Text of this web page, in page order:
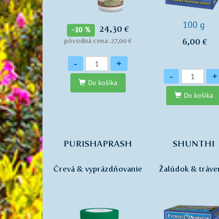
-10 % 24,30 €
pôvodná cena: 27,00 €
Množstvo
- +
Do košíka
100 g
6,00 €
Množstvo
- +
Do košíka
PURISHAPRASH
Črevá & vyprázdňovanie
SHUNTHI
Žalúdok &